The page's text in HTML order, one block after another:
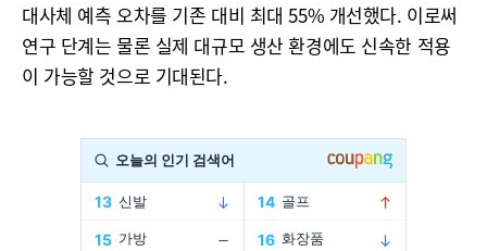
대사체 예측 오차를 기존 대비 최대 55% 개선했다. 이로써
연구 단계는 물론 실제 대규모 생산 환경에도 신속한 적용
이 가능할 것으로 기대된다.